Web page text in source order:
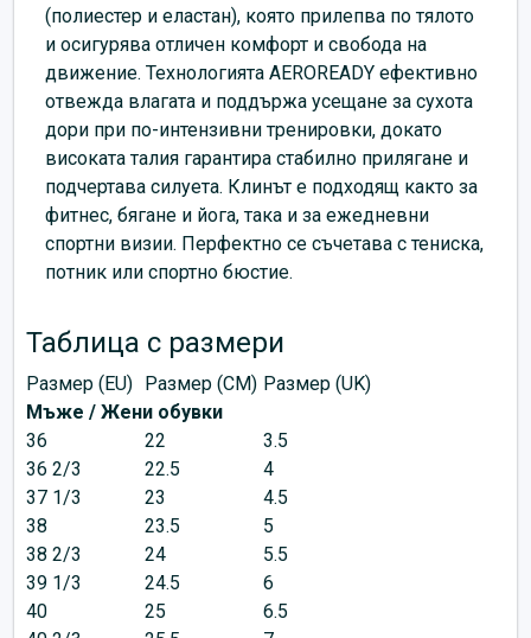
(полиестер и еластан), която прилепва по тялото
и осигурява отличен комфорт и свобода на
движение. Технологията AEROREADY ефективно
отвежда влагата и поддържа усещане за сухота
дори при по-интензивни тренировки, докато
високата талия гарантира стабилно прилягане и
подчертава силуета. Клинът е подходящ както за
фитнес, бягане и йога, така и за ежедневни
спортни визии. Перфектно се съчетава с тениска,
потник или спортно бюстие.
Таблица с размери
Размер (EU) Размер (CM) Размер (UK)
Мъже / Жени обувки
36
22
3.5
36 2/3
22.5
4
37 1/3
23
4.5
38
23.5
5
38 2/3
24
5.5
39 1/3
24.5
6
40
25
6.5